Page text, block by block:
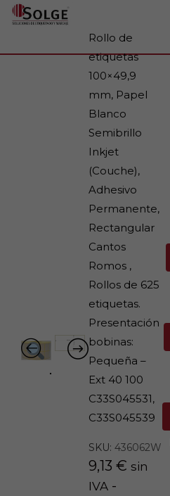
Rollo de
etiquetas
100×49,9
mm, Papel
Blanco
Semibrillo
Inkjet
(Couche),
Adhesivo
Permanente,
Rectangular
Cantos
Romos ,
Rollos de 625
etiquetas.
Presentación
bobinas:
Pequeña –
Ext 40 100
C33S045531,
C33S045539
SKU: 436062W
9,13 € sin
IVA -